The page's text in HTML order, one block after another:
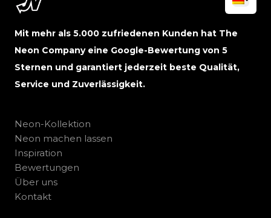
Mit mehr als 5.000 zufriedenen Kunden hat The
Neon Company eine Google-Bewertung von 5
Sternen und garantiert jederzeit beste Qualität,
Service und Zuverlässigkeit.
Neon-Kollektion
Neon machen lassen
Inspiration
Bewertungen
Über uns
Kontakt